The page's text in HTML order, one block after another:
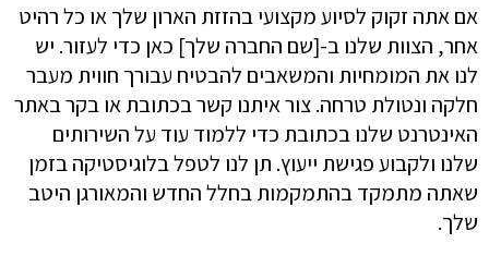
אם אתה זקוק לסיוע מקצועי בהזזת הארון שלך או כל רהיט
אחר, הצוות שלנו ב-[שם החברה שלך] כאן כדי לעזור. יש
לנו את המומחיות והמשאבים להבטיח עבורך חווית מעבר
חלקה ונטולת טרחה. צור איתנו קשר בכתובת או בקר באתר
האינטרנט שלנו בכתובת כדי ללמוד עוד על השירותים
שלנו ולקבוע פגישת ייעוץ. תן לנו לטפל בלוגיסטיקה בזמן
שאתה מתמקד בהתמקמות בחלל החדש והמאורגן היטב
שלך.